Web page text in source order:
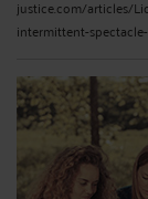
justice.com/articles/
intermittent-spectacle-